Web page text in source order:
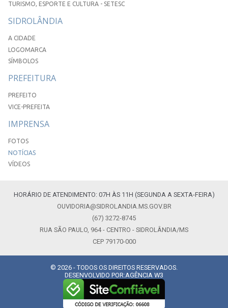
TURISMO, ESPORTE E CULTURA - SETESC
SIDROLÂNDIA
A CIDADE
LOGOMARCA
SÍMBOLOS
PREFEITURA
PREFEITO
VICE-PREFEITA
IMPRENSA
FOTOS
NOTÍCIAS
VÍDEOS
HORÁRIO DE ATENDIMENTO: 07H ÀS 11H (SEGUNDA A SEXTA-FEIRA)
OUVIDORIA@SIDROLANDIA.MS.GOV.BR
(67) 3272-8745
RUA SÃO PAULO, 964 - CENTRO - SIDROLÂNDIA/MS
CEP 79170-000
© 2026 - TODOS OS DIREITOS RESERVADOS.
DESENVOLVIDO POR:AGÊNCIA W3